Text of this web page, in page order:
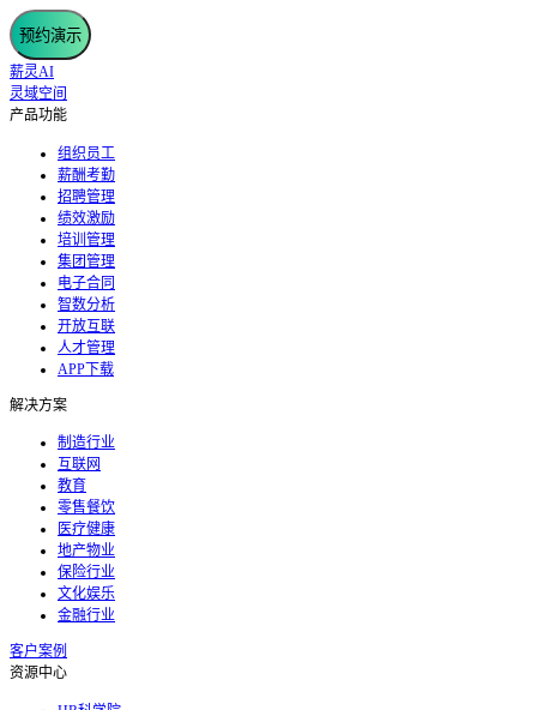
预约演示
薪灵AI
灵域空间
产品功能
组织员工
薪酬考勤
招聘管理
绩效激励
培训管理
集团管理
电子合同
智数分析
开放互联
人才管理
APP下载
解决方案
制造行业
互联网
教育
零售餐饮
医疗健康
地产物业
保险行业
文化娱乐
金融行业
客户案例
资源中心